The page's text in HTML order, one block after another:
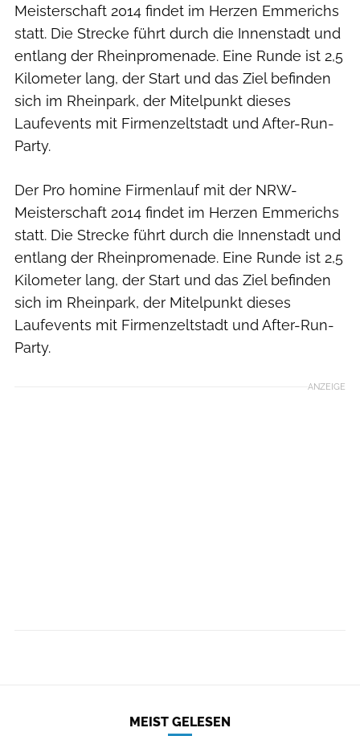
Meisterschaft 2014 findet im Herzen Emmerichs
statt. Die Strecke führt durch die Innenstadt und
entlang der Rheinpromenade. Eine Runde ist 2,5
Kilometer lang, der Start und das Ziel befinden
sich im Rheinpark, der Mitelpunkt dieses
Laufevents mit Firmenzeltstadt und After-Run-
Party.
Der Pro homine Firmenlauf mit der NRW-
Meisterschaft 2014 findet im Herzen Emmerichs
statt. Die Strecke führt durch die Innenstadt und
entlang der Rheinpromenade. Eine Runde ist 2,5
Kilometer lang, der Start und das Ziel befinden
sich im Rheinpark, der Mitelpunkt dieses
Laufevents mit Firmenzeltstadt und After-Run-
Party.
ANZEIGE
MEIST GELESEN